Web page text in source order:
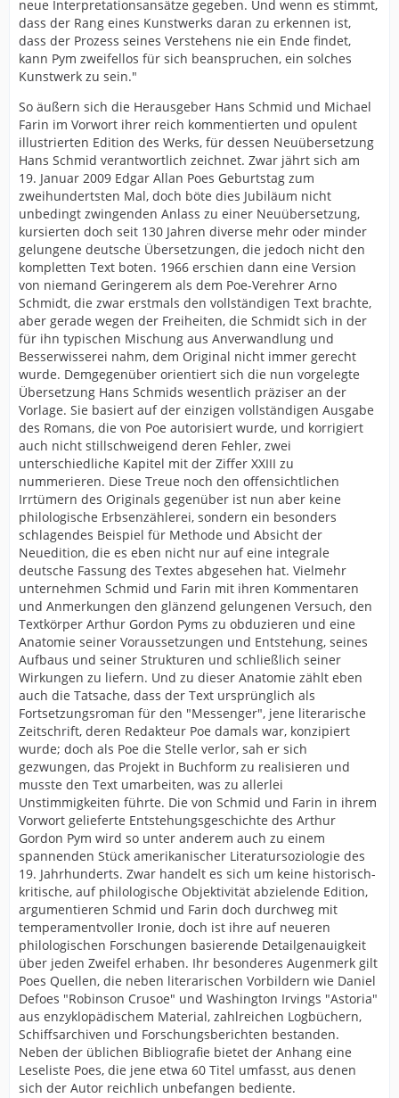
neue Interpretationsansätze gegeben. Und wenn es stimmt,
dass der Rang eines Kunstwerks daran zu erkennen ist,
dass der Prozess seines Verstehens nie ein Ende findet,
kann Pym zweifellos für sich beanspruchen, ein solches
Kunstwerk zu sein."
So äußern sich die Herausgeber Hans Schmid und Michael
Farin im Vorwort ihrer reich kommentierten und opulent
illustrierten Edition des Werks, für dessen Neuübersetzung
Hans Schmid verantwortlich zeichnet. Zwar jährt sich am
19. Januar 2009 Edgar Allan Poes Geburtstag zum
zweihundertsten Mal, doch böte dies Jubiläum nicht
unbedingt zwingenden Anlass zu einer Neuübersetzung,
kursierten doch seit 130 Jahren diverse mehr oder minder
gelungene deutsche Übersetzungen, die jedoch nicht den
kompletten Text boten. 1966 erschien dann eine Version
von niemand Geringerem als dem Poe-Verehrer Arno
Schmidt, die zwar erstmals den vollständigen Text brachte,
aber gerade wegen der Freiheiten, die Schmidt sich in der
für ihn typischen Mischung aus Anverwandlung und
Besserwisserei nahm, dem Original nicht immer gerecht
wurde. Demgegenüber orientiert sich die nun vorgelegte
Übersetzung Hans Schmids wesentlich präziser an der
Vorlage. Sie basiert auf der einzigen vollständigen Ausgabe
des Romans, die von Poe autorisiert wurde, und korrigiert
auch nicht stillschweigend deren Fehler, zwei
unterschiedliche Kapitel mit der Ziffer XXIII zu
nummerieren. Diese Treue noch den offensichtlichen
Irrtümern des Originals gegenüber ist nun aber keine
philologische Erbsenzählerei, sondern ein besonders
schlagendes Beispiel für Methode und Absicht der
Neuedition, die es eben nicht nur auf eine integrale
deutsche Fassung des Textes abgesehen hat. Vielmehr
unternehmen Schmid und Farin mit ihren Kommentaren
und Anmerkungen den glänzend gelungenen Versuch, den
Textkörper Arthur Gordon Pyms zu obduzieren und eine
Anatomie seiner Voraussetzungen und Entstehung, seines
Aufbaus und seiner Strukturen und schließlich seiner
Wirkungen zu liefern. Und zu dieser Anatomie zählt eben
auch die Tatsache, dass der Text ursprünglich als
Fortsetzungsroman für den "Messenger", jene literarische
Zeitschrift, deren Redakteur Poe damals war, konzipiert
wurde; doch als Poe die Stelle verlor, sah er sich
gezwungen, das Projekt in Buchform zu realisieren und
musste den Text umarbeiten, was zu allerlei
Unstimmigkeiten führte. Die von Schmid und Farin in ihrem
Vorwort gelieferte Entstehungsgeschichte des Arthur
Gordon Pym wird so unter anderem auch zu einem
spannenden Stück amerikanischer Literatursoziologie des
19. Jahrhunderts. Zwar handelt es sich um keine historisch-
kritische, auf philologische Objektivität abzielende Edition,
argumentieren Schmid und Farin doch durchweg mit
temperamentvoller Ironie, doch ist ihre auf neueren
philologischen Forschungen basierende Detailgenauigkeit
über jeden Zweifel erhaben. Ihr besonderes Augenmerk gilt
Poes Quellen, die neben literarischen Vorbildern wie Daniel
Defoes "Robinson Crusoe" und Washington Irvings "Astoria"
aus enzyklopädischem Material, zahlreichen Logbüchern,
Schiffsarchiven und Forschungsberichten bestanden.
Neben der üblichen Bibliografie bietet der Anhang eine
Leseliste Poes, die jene etwa 60 Titel umfasst, aus denen
sich der Autor reichlich unbefangen bediente.